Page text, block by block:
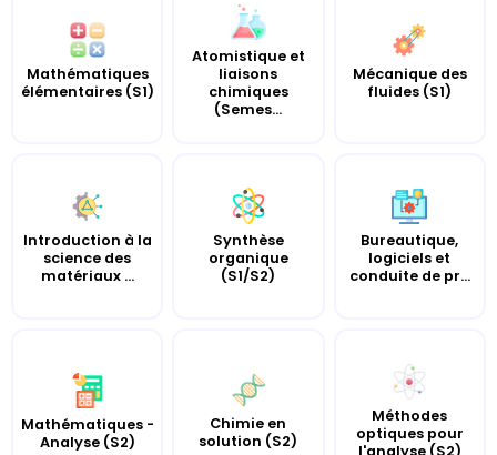
Mathématiques
élémentaires (S1)
Atomistique et
liaisons
chimiques
(Semes...
Mécanique des
fluides (S1)
Introduction à la
science des
matériaux ...
Synthèse
organique
(S1/S2)
Bureautique,
logiciels et
conduite de pr...
Mathématiques -
Analyse (S2)
Chimie en
solution (S2)
Méthodes
optiques pour
l'analyse (S2)